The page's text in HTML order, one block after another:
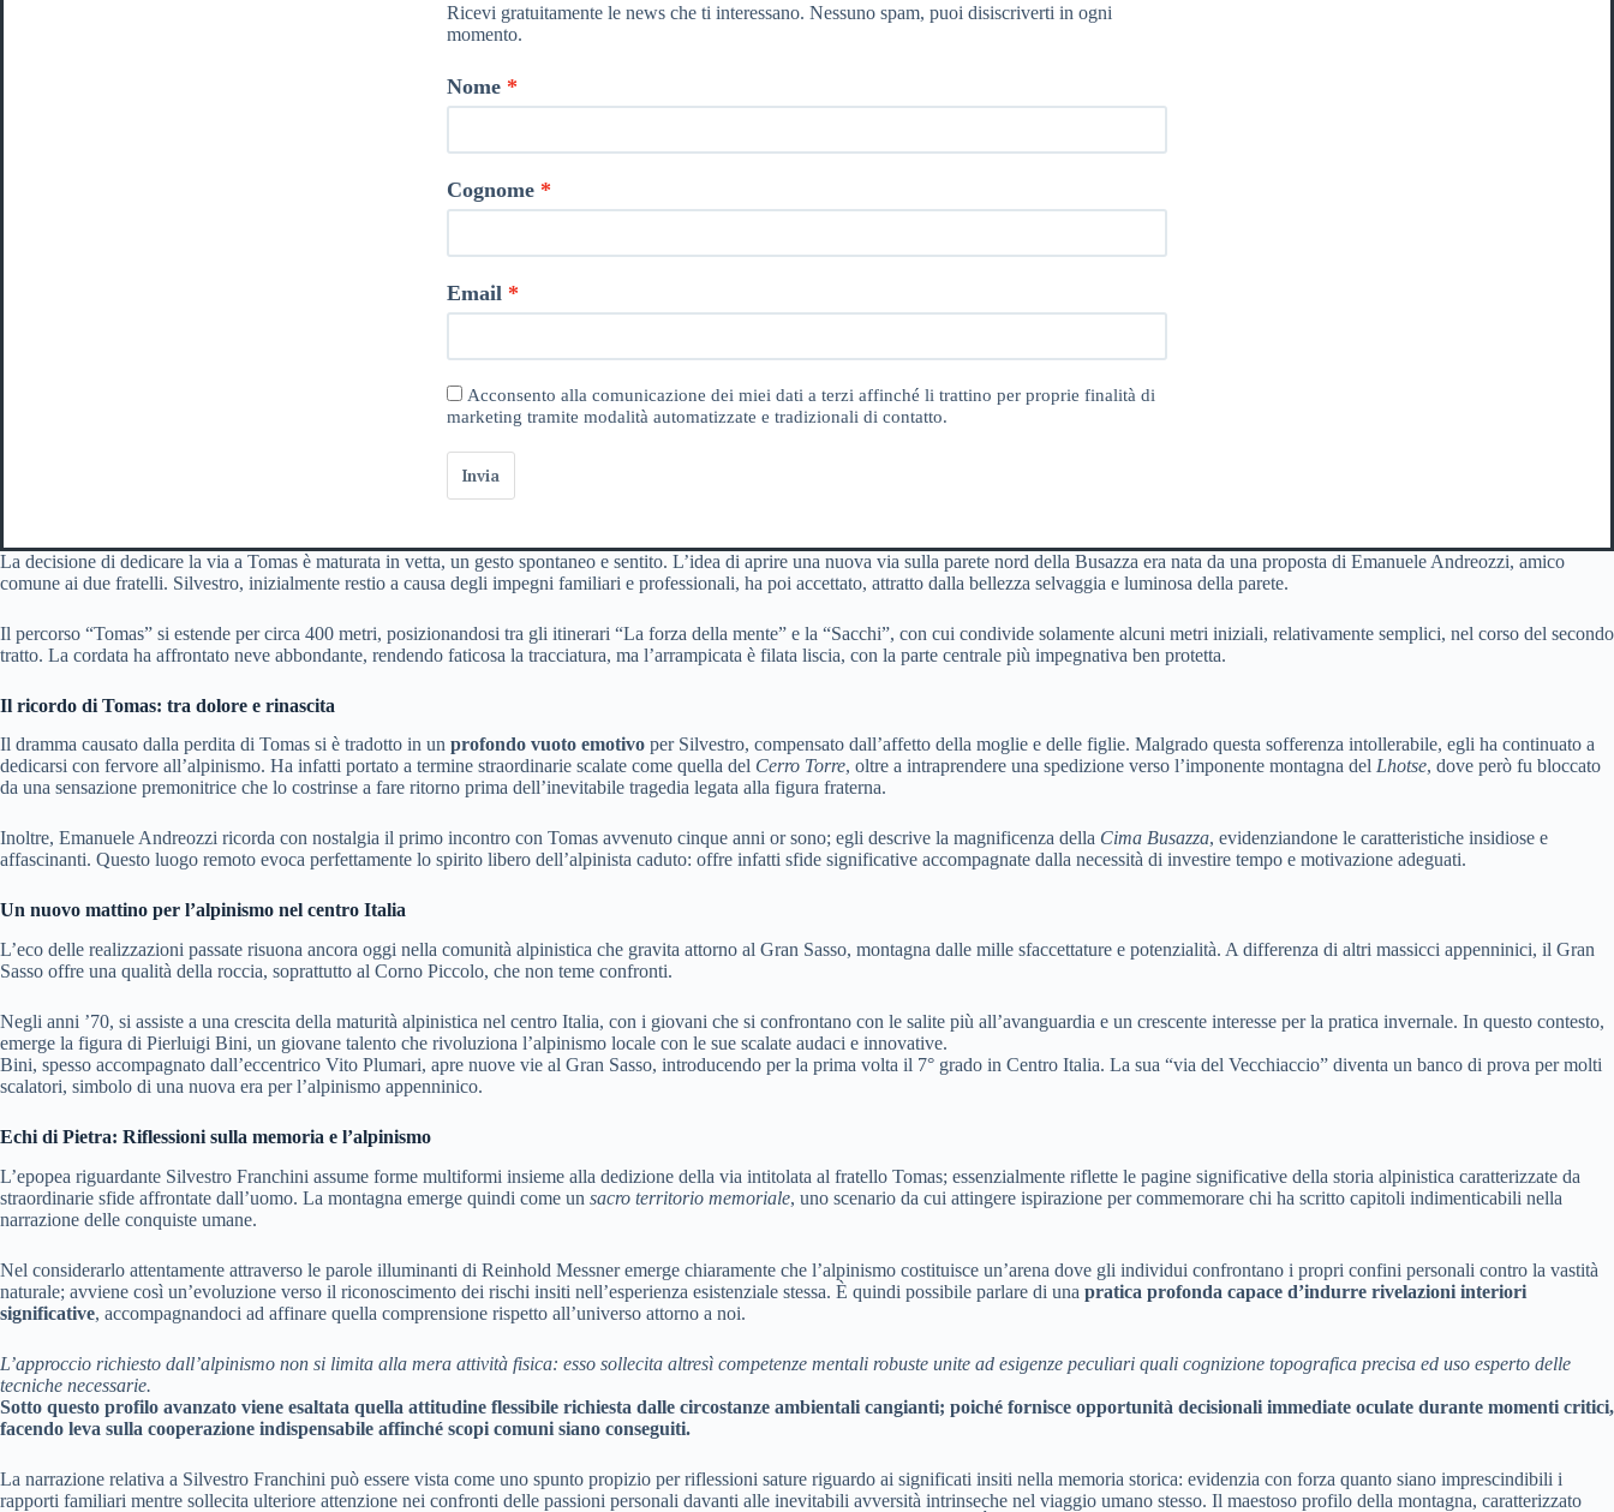
Ricevi gratuitamente le news che ti interessano. Nessuno spam, puoi disiscriverti in ogni
momento.
Nome
Cognome
Email
Acconsento alla comunicazione dei miei dati a terzi affinché li trattino per proprie finalità di
marketing tramite modalità automatizzate e tradizionali di contatto.
Invia
La decisione di dedicare la via a Tomas è maturata in vetta, un gesto spontaneo e sentito. L’idea di aprire una nuova via sulla parete nord della Busazza era nata da una proposta di Emanuele Andreozzi, amico
comune ai due fratelli. Silvestro, inizialmente restio a causa degli impegni familiari e professionali, ha poi accettato, attratto dalla bellezza selvaggia e luminosa della parete.
Il percorso “Tomas” si estende per circa 400 metri, posizionandosi tra gli itinerari “La forza della mente” e la “Sacchi”, con cui condivide solamente alcuni metri iniziali, relativamente semplici, nel corso del secondo
tratto. La cordata ha affrontato neve abbondante, rendendo faticosa la tracciatura, ma l’arrampicata è filata liscia, con la parte centrale più impegnativa ben protetta.
Il ricordo di Tomas: tra dolore e rinascita
Il dramma causato dalla perdita di Tomas si è tradotto in un profondo vuoto emotivo per Silvestro, compensato dall’affetto della moglie e delle figlie. Malgrado questa sofferenza intollerabile, egli ha continuato a
dedicarsi con fervore all’alpinismo. Ha infatti portato a termine straordinarie scalate come quella del Cerro Torre, oltre a intraprendere una spedizione verso l’imponente montagna del Lhotse, dove però fu bloccato
da una sensazione premonitrice che lo costrinse a fare ritorno prima dell’inevitabile tragedia legata alla figura fraterna.
Inoltre, Emanuele Andreozzi ricorda con nostalgia il primo incontro con Tomas avvenuto cinque anni or sono; egli descrive la magnificenza della Cima Busazza, evidenziandone le caratteristiche insidiose e
affascinanti. Questo luogo remoto evoca perfettamente lo spirito libero dell’alpinista caduto: offre infatti sfide significative accompagnate dalla necessità di investire tempo e motivazione adeguati.
Un nuovo mattino per l’alpinismo nel centro Italia
L’eco delle realizzazioni passate risuona ancora oggi nella comunità alpinistica che gravita attorno al Gran Sasso, montagna dalle mille sfaccettature e potenzialità. A differenza di altri massicci appenninici, il Gran
Sasso offre una qualità della roccia, soprattutto al Corno Piccolo, che non teme confronti.
Negli anni ’70, si assiste a una crescita della maturità alpinistica nel centro Italia, con i giovani che si confrontano con le salite più all’avanguardia e un crescente interesse per la pratica invernale. In questo contesto,
emerge la figura di Pierluigi Bini, un giovane talento che rivoluziona l’alpinismo locale con le sue scalate audaci e innovative.
Bini, spesso accompagnato dall’eccentrico Vito Plumari, apre nuove vie al Gran Sasso, introducendo per la prima volta il 7° grado in Centro Italia. La sua “via del Vecchiaccio” diventa un banco di prova per molti
scalatori, simbolo di una nuova era per l’alpinismo appenninico.
Echi di Pietra: Riflessioni sulla memoria e l’alpinismo
L’epopea riguardante Silvestro Franchini assume forme multiformi insieme alla dedizione della via intitolata al fratello Tomas; essenzialmente riflette le pagine significative della storia alpinistica caratterizzate da
straordinarie sfide affrontate dall’uomo. La montagna emerge quindi come un sacro territorio memoriale, uno scenario da cui attingere ispirazione per commemorare chi ha scritto capitoli indimenticabili nella
narrazione delle conquiste umane.
Nel considerarlo attentamente attraverso le parole illuminanti di Reinhold Messner emerge chiaramente che l’alpinismo costituisce un’arena dove gli individui confrontano i propri confini personali contro la vastità
naturale; avviene così un’evoluzione verso il riconoscimento dei rischi insiti nell’esperienza esistenziale stessa. È quindi possibile parlare di una pratica profonda capace d’indurre rivelazioni interiori
significative, accompagnandoci ad affinare quella comprensione rispetto all’universo attorno a noi.
L’approccio richiesto dall’alpinismo non si limita alla mera attività fisica: esso sollecita altresì competenze mentali robuste unite ad esigenze peculiari quali cognizione topografica precisa ed uso esperto delle
tecniche necessarie.
Sotto questo profilo avanzato viene esaltata quella attitudine flessibile richiesta dalle circostanze ambientali cangianti; poiché fornisce opportunità decisionali immediate oculate durante momenti critici,
facendo leva sulla cooperazione indispensabile affinché scopi comuni siano conseguiti.
La narrazione relativa a Silvestro Franchini può essere vista come uno spunto propizio per riflessioni sature riguardo ai significati insiti nella memoria storica: evidenzia con forza quanto siano imprescindibili i
rapporti familiari mentre sollecita ulteriore attenzione nei confronti delle passioni personali davanti alle inevitabili avversità intrinseche nel viaggio umano stesso. Il maestoso profilo della montagna, caratterizzato